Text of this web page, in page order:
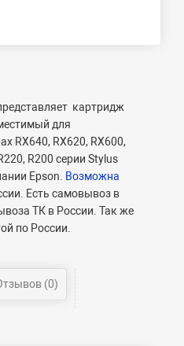
картридж
для
RX640, RX620, RX600,
R200 серии Stylus
Epson. Возможна
Есть самовывоз в
ТК в России. Так же
по России.
(0)